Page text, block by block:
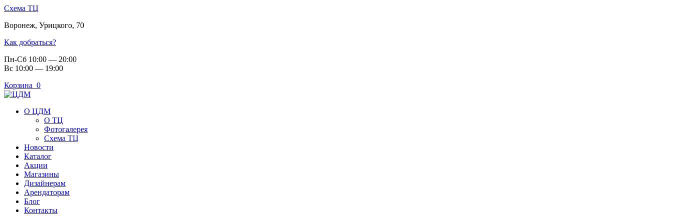
Схема ТЦ
Воронеж, Урицкого, 70
Как добраться?
Пн-Сб 10:00 — 20:00
Вс 10:00 — 19:00
Корзина 0
О ЦДМ
О ТЦ
Фотогалерея
Схема ТЦ
Новости
Каталог
Акции
Магазины
Дизайнерам
Арендаторам
Блог
Контакты